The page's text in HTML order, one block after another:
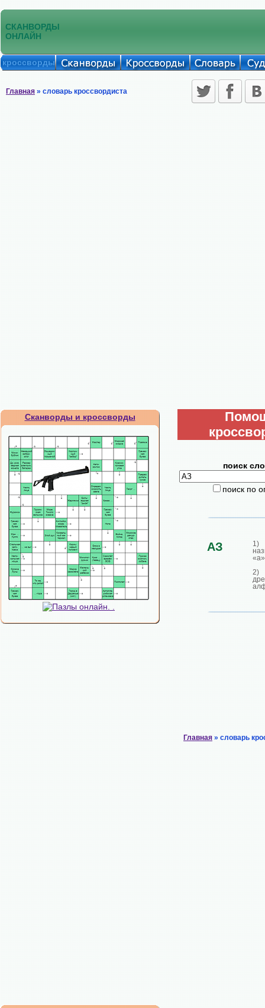
СКАНВОРДЫ
ОНЛАЙН
кроссворды
Главная » словарь кроссвордиста
Сканворды и кроссворды
поиск
поиск по
АЗ
1)
Главная » словарь